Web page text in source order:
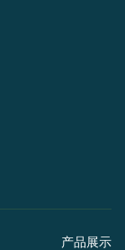
产品展示